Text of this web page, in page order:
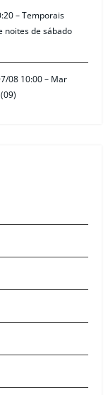
– Temporais
noites de sábado
08 10:00 – Mar